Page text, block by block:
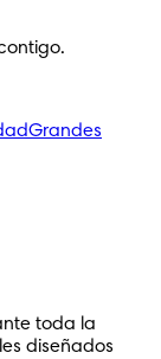
Grandes
toda la
diseñados